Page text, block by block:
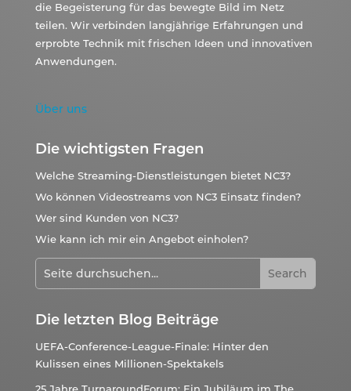
die Begeisterung für das bewegte Bild im Netz
teilen. Wir verbinden langjährige Erfahrungen und
erprobte Technik mit frischen Ideen und innovativen
Anwendungen.
Über uns
Die wichtigsten Fragen
Welche Streaming-Dienstleistungen bietet NC3?
Wo können Videostreams von NC3 Einsatz finden?
Wer sind Kunden von NC3?
Wie kann ich mir ein Angebot einholen?
Die letzten Blog Beiträge
UEFA-Conference-League-Finale: Hinter den
Kulissen eines Millionen-Spektakels